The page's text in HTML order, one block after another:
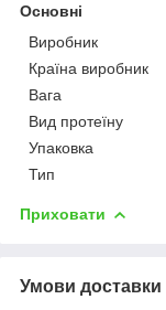
Основні
Виробник
Країна виробник
Вага
Вид протеїну
Упаковка
Тип
Приховати
Умови доставки